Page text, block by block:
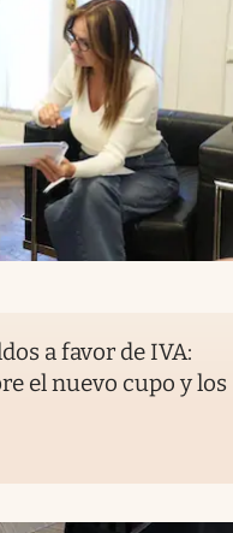
a favor de IVA:
el nuevo cupo y los